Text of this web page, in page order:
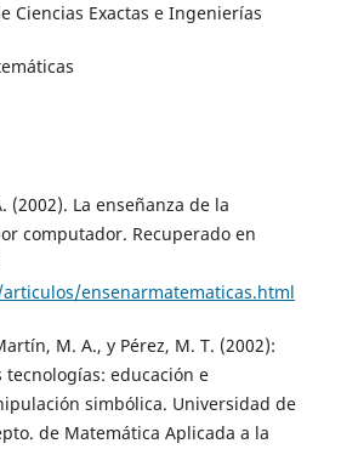
Ciencias Exactas e Ingenierías
(2002). La enseñanza de la
computador. Recuperado en
ensenarmatematicas.html
M. A., y Pérez, M. T. (2002):
tecnologías: educación e
simbólica. Universidad de
de Matemática Aplicada a la